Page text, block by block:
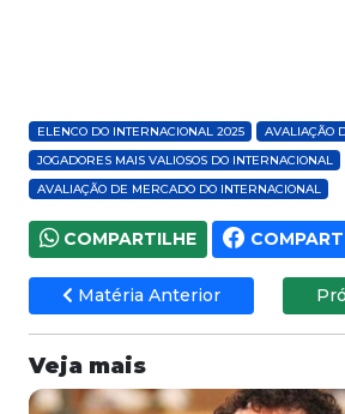
ELENCO DO INTERNACIONAL 2025
AVALIAÇÃO
JOGADORES MAIS VALIOSOS DO INTERNACIONAL
AVALIAÇÃO DE MERCADO DO INTERNACIONAL
COMPARTILHE
Matéria Anterior
Veja mais